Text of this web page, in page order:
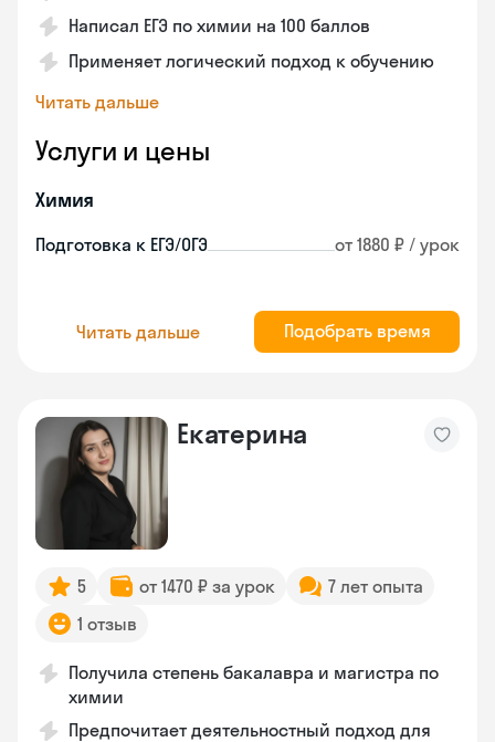
Написал ЕГЭ по химии на 100 баллов
Применяет логический подход к обучению
Читать дальше
Услуги и цены
Химия
Подготовка к ЕГЭ/ОГЭ от 1880 ₽ / урок
Читать дальше Подобрать время
Екатерина
5 от 1470 ₽ за урок
7 лет опыта
1 отзыв
Получила степень бакалавра и магистра по
химии
Предпочитает деятельностный подход для